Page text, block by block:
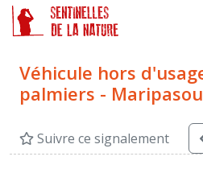
Véhicule hors
palmiers -
Suivre ce signalement
Panneau de gestion des cookies